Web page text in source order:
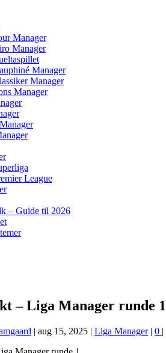
Manager
Manager
Manager
Manager
Manager
League
– Guide til 2026
– Liga Manager runde 1
| aug 15, 2025 | Liga Manager| 0 |